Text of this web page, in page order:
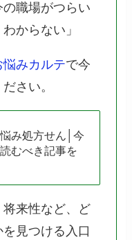
の職場がつらい
からない」
みカルテで今
さい。
み処方せん│今
むべき記事を
将来性など、ど
見つける入口